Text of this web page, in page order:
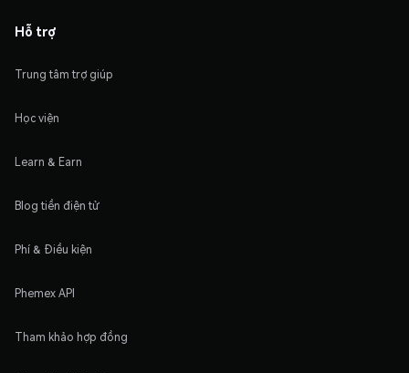
Hỗ trợ
Trung tâm trợ giúp
Học viện
Learn & Earn
Blog tiền điện tử
Phí & Điều kiện
Phemex API
Tham khảo hợp đồng